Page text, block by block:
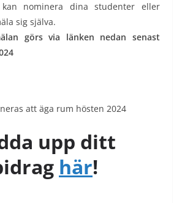
nominera dina studenter eller
sig själva.
görsvia länken nedan senast
att äga rum hösten 2024
upp ditt
här!